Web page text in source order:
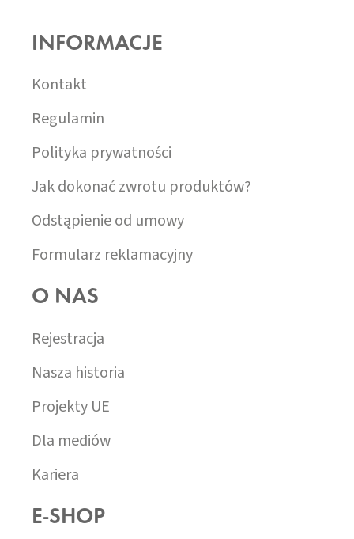
INFORMACJE
Kontakt
Regulamin
Polityka prywatności
Jak dokonać zwrotu produktów?
Odstąpienie od umowy
Formularz reklamacyjny
O NAS
Rejestracja
Nasza historia
Projekty UE
Dla mediów
Kariera
E-SHOP